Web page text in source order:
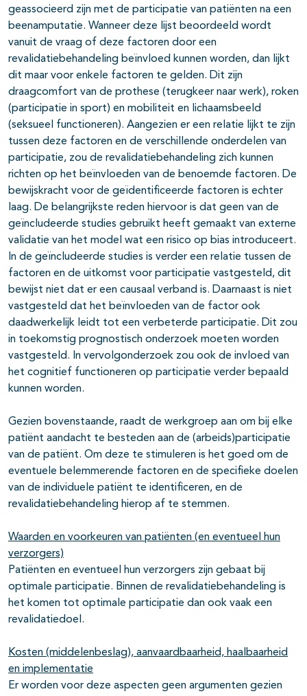
geassocieerd zijn met de participatie van patiënten na een
beenamputatie. Wanneer deze lijst beoordeeld wordt
vanuit de vraag of deze factoren door een
revalidatiebehandeling beïnvloed kunnen worden, dan lijkt
dit maar voor enkele factoren te gelden. Dit zijn
draagcomfort van de prothese (terugkeer naar werk), roken
(participatie in sport) en mobiliteit en lichaamsbeeld
(seksueel functioneren). Aangezien er een relatie lijkt te zijn
tussen deze factoren en de verschillende onderdelen van
participatie, zou de revalidatiebehandeling zich kunnen
richten op het beïnvloeden van de benoemde factoren. De
bewijskracht voor de geïdentificeerde factoren is echter
laag. De belangrijkste reden hiervoor is dat geen van de
geïncludeerde studies gebruikt heeft gemaakt van externe
validatie van het model wat een risico op bias introduceert.
In de geïncludeerde studies is verder een relatie tussen de
factoren en de uitkomst voor participatie vastgesteld, dit
bewijst niet dat er een causaal verband is. Daarnaast is niet
vastgesteld dat het beïnvloeden van de factor ook
daadwerkelijk leidt tot een verbeterde participatie. Dit zou
in toekomstig prognostisch onderzoek moeten worden
vastgesteld. In vervolgonderzoek zou ook de invloed van
het cognitief functioneren op participatie verder bepaald
kunnen worden.
Gezien bovenstaande, raadt de werkgroep aan om bij elke
patiënt aandacht te besteden aan de (arbeids)participatie
van de patiënt. Om deze te stimuleren is het goed om de
eventuele belemmerende factoren en de specifieke doelen
van de individuele patiënt te identificeren, en de
revalidatiebehandeling hierop af te stemmen.
Waarden en voorkeuren van patiënten (en eventueel hun
verzorgers)
Patiënten en eventueel hun verzorgers zijn gebaat bij
optimale participatie. Binnen de revalidatiebehandeling is
het komen tot optimale participatie dan ook vaak een
revalidatiedoel.
Kosten (middelenbeslag), aanvaardbaarheid, haalbaarheid
en implementatie
Er worden voor deze aspecten geen argumenten gezien